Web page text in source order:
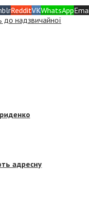
RedditVKWhatsApp
до надзвичайної
адресну